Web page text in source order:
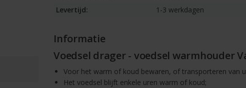
Levertijd:
1-3 werkdagen
Informatie
Voedsel drager - voedsel warmhouder
Voor het warm of koud bewaren, of transporteren van
Het voedsel blijft enkele uren warm of koud;